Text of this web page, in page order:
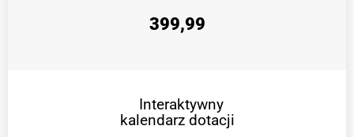
399,99
Interaktywny
kalendarz dotacji